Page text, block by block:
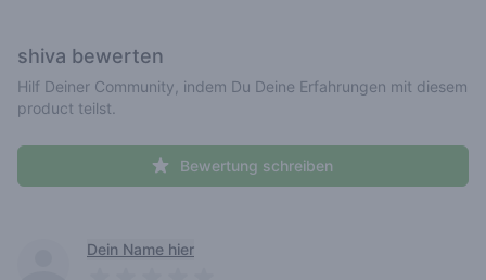
shiva bewerten
Hilf Deiner Community, indem Du Deine Erfahrungen mit diesem
product teilst.
Bewertung schreiben
Recent reviewsDein Name hier